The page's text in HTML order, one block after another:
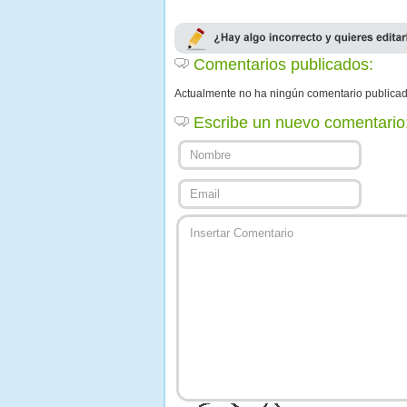
Comentarios publicados:
Actualmente no ha ningún comentario
Escribe un nuevo